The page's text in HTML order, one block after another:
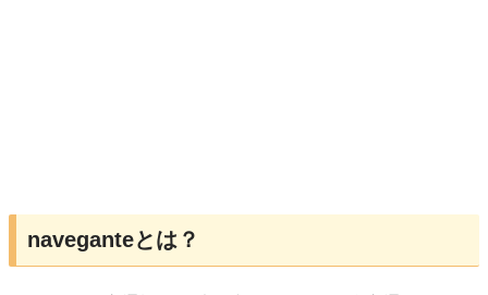
naveganteとは？